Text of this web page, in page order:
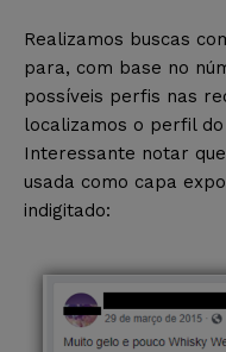
Realizamos buscas
para, com base no
possíveis perfis nas
localizamos o perfil
Interessante notar
usada como capa
indigitado: